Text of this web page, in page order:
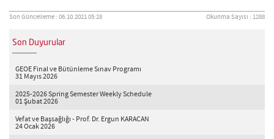
Son Güncelleme : 06.10.2021 05:28 Okunma Sayısı : 1288
Son Duyurular
GEOE Final ve Bütünleme Sınav Programı
31 Mayıs 2026
2025-2026 Spring Semester Weekly Schedule
01 Şubat 2026
Vefat ve Başsağlığı - Prof. Dr. Ergun KARACAN
24 Ocak 2026